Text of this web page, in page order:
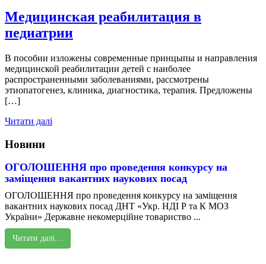
Медицинская реабилитация в
педиатрии
В пособии изложены современные принцыпы и направления
медицинской реабилитации детей с наиболее
распространенными заболеваниями, рассмотрены
этиопатогенез, клиника, диагностика, терапия. Предложены
[…]
Читати далі
Новини
ОГОЛОШЕННЯ про проведення конкурсу на
заміщення вакантних наукових посад
ОГОЛОШЕННЯ про проведення конкурсу на заміщення
вакантних наукових посад ДНТ «Укр. НДІ Р та К МОЗ
України» Державне некомерційне товариство ...
Читати далі…